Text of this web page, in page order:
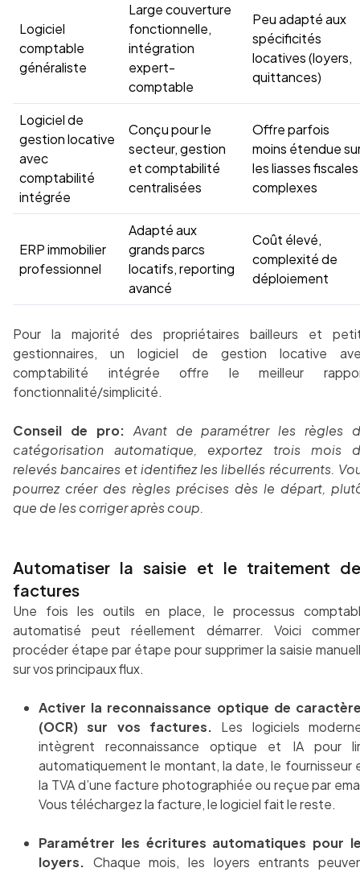
Logiciel
comptable
généraliste
Large couverture
fonctionnelle,
intégration
expert-
comptable
Peu adapté aux
spécificités
locatives (loyers,
quittances)
Logiciel de
gestion locative
avec
comptabilité
intégrée
Conçu pour le
secteur, gestion
et comptabilité
centralisées
Offre parfois
moins étendue
les liasses fiscales
complexes
ERP immobilier
professionnel
Adapté aux
grands parcs
locatifs, reporting
avancé
Coût élevé,
complexité de
déploiement
Pour la majorité des propriétaires bailleurs et
gestionnaires, un logiciel de gestion locative
comptabilité intégrée offre le meilleur
fonctionnalité/simplicité.
Conseil de pro: Avant de paramétrer les règles
catégorisation automatique, exportez trois mois
relevés bancaires et identifiez les libellés récurrents.
pourrez créer des règles précises dès le départ,
que de les corriger après coup.
Automatiser la saisie et le traitement
factures
Une fois les outils en place, le processus
automatisé peut réellement démarrer. Voici
procéder étape par étape pour supprimer la saisie
sur vos principaux flux.
Activer la reconnaissance optique de
(OCR) sur vos factures. Les logiciels
intègrent reconnaissance optique et IA pour
automatiquement le montant, la date, le fournisseur
la TVA d’une facture photographiée ou reçue par
Vous téléchargez la facture, le logiciel fait le reste.
Paramétrer les écritures automatiques pour
loyers. Chaque mois, les loyers entrants